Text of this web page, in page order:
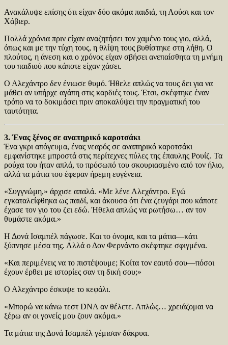
Ανακάλυψε επίσης ότι είχαν δύο ακόμα παιδιά, τη Λούσι και τον
Χάβιερ.
Πολλά χρόνια πριν είχαν αναζητήσει τον χαμένο τους γιο, αλλά,
όπως και με την τύχη τους, η θλίψη τους βυθίστηκε στη λήθη. Ο
πλούτος, η άνεση και ο χρόνος είχαν σβήσει ανεπαίσθητα τη μνήμη
του παιδιού που κάποτε είχαν χάσει.
Ο Αλεχάντρο δεν ένιωσε θυμό. Ήθελε απλώς να τους δει για να
μάθει αν υπήρχε αγάπη στις καρδιές τους. Έτσι, σκέφτηκε έναν
τρόπο να το δοκιμάσει πριν αποκαλύψει την πραγματική του
ταυτότητα.
3. Ένας ξένος σε αναπηρικό καροτσάκι
Ένα γκρι απόγευμα, ένας νεαρός σε αναπηρικό καροτσάκι
εμφανίστηκε μπροστά στις περίτεχνες πύλες της έπαυλης Ρουίζ. Τα
ρούχα του ήταν απλά, το πρόσωπό του σκουριασμένο από τον ήλιο,
αλλά τα μάτια του έφεραν ήρεμη ευγένεια.
«Συγγνώμη,» άρχισε απαλά. «Με λένε Αλεχάντρο. Εγώ
εγκαταλείφθηκα ως παιδί, και άκουσα ότι ένα ζευγάρι που κάποτε
έχασε τον γιο του ζει εδώ. Ήθελα απλώς να ρωτήσω… αν τον
θυμάστε ακόμα.»
Η Δονά Ισαμπέλ πάγωσε. Και το όνομα, και τα μάτια—κάτι
ξύπνησε μέσα της. Αλλά ο Δον Φερνάντο σκέφτηκε σφιγμένα.
«Και περιμένεις να το πιστέψουμε; Κοίτα τον εαυτό σου—πόσοι
έχουν έρθει με ιστορίες σαν τη δική σου;»
Ο Αλεχάντρο έσκυψε το κεφάλι.
«Μπορώ να κάνω τεστ DNA αν θέλετε. Απλώς… χρειάζομαι να
ξέρω αν οι γονείς μου ζουν ακόμα.»
Τα μάτια της Δονά Ισαμπέλ γέμισαν δάκρυα.